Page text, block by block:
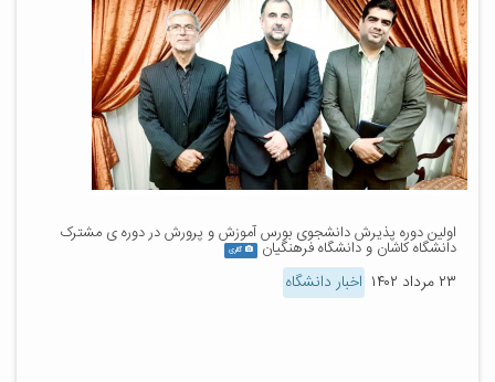
اولین دوره پذیرش دانشجوی بورس آموزش و پرورش در دوره‌ ی مشترک
دانشگاه کاشان و دانشگاه فرهنگیان گالری
۲۳ مرداد ۱۴۰۲ اخبار دانشگاه